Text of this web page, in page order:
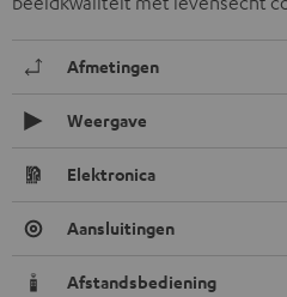
Afmetingen
Weergave
Elektronica
Aansluitingen
Afstandsbediening